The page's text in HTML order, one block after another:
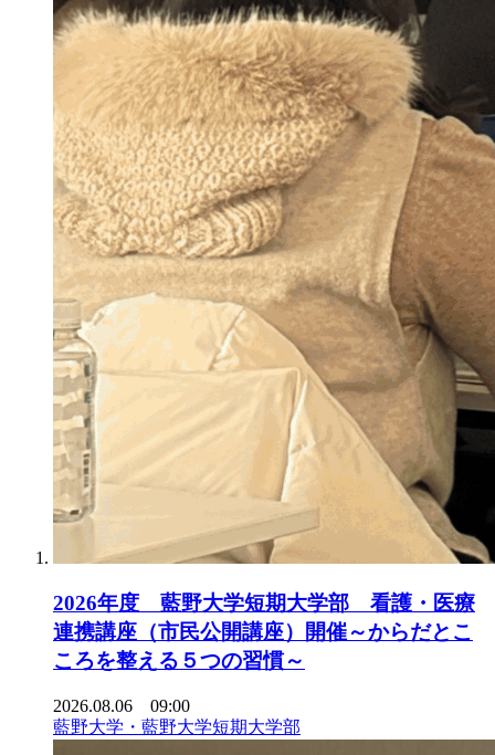
2026年度 藍野大学短期大学部 看護・医療
連携講座（市民公開講座）開催～からだとこ
ころを整える５つの習慣～
2026.08.06 09:00
藍野大学・藍野大学短期大学部